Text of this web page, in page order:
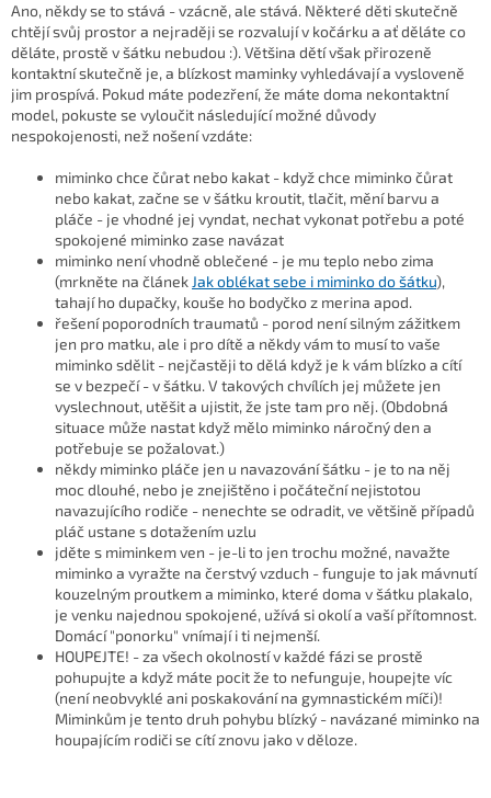
Ano, někdy se to stává - vzácně, ale stává. Některé děti skutečně
chtějí svůj prostor a nejraději se rozvalují v kočárku a ať děláte co
děláte, prostě v šátku nebudou :). Většina dětí však přirozeně
kontaktní skutečně je, a blízkost maminky vyhledávají a vysloveně
jim prospívá. Pokud máte podezření, že máte doma nekontaktní
model, pokuste se vyloučit následující možné důvody
nespokojenosti, než nošení vzdáte:
miminko chce čůrat nebo kakat - když chce miminko čůrat
nebo kakat, začne se v šátku kroutit, tlačit, mění barvu a
pláče - je vhodné jej vyndat, nechat vykonat potřebu a poté
spokojené miminko zase navázat
miminko není vhodně oblečené - je mu teplo nebo zima
(mrkněte na článek Jak oblékat sebe i miminko do šátku),
tahají ho dupačky, kouše ho bodyčko z merina apod.
řešení poporodních traumatů - porod není silným zážitkem
jen pro matku, ale i pro dítě a někdy vám to musí to vaše
miminko sdělit - nejčastěji to dělá když je k vám blízko a cítí
se v bezpečí - v šátku. V takových chvílích jej můžete jen
vyslechnout, utěšit a ujistit, že jste tam pro něj. (Obdobná
situace může nastat když mělo miminko náročný den a
potřebuje se požalovat.)
někdy miminko pláče jen u navazování šátku - je to na něj
moc dlouhé, nebo je znejištěno i počáteční nejistotou
navazujícího rodiče - nenechte se odradit, ve většině případů
pláč ustane s dotažením uzlu
jděte s miminkem ven - je-li to jen trochu možné, navažte
miminko a vyražte na čerstvý vzduch - funguje to jak mávnutí
kouzelným proutkem a miminko, které doma v šátku plakalo,
je venku najednou spokojené, užívá si okolí a vaší přítomnost.
Domácí "ponorku" vnímají i ti nejmenší.
HOUPEJTE! - za všech okolností v každé fázi se prostě
pohupujte a když máte pocit že to nefunguje, houpejte víc
(není neobvyklé ani poskakování na gymnastickém míči)!
Miminkům je tento druh pohybu blízký - navázané miminko na
houpajícím rodiči se cítí znovu jako v děloze.